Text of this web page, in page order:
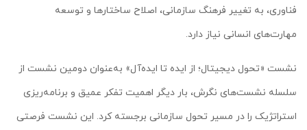
فناوری، به تغییر فرهنگ سازمانی، اصلاح ساختارها و توسعه
مهارت‌های انسانی نیاز دارد.
نشست «تحول دیجیتال؛ از ایده تا ایده‌آل» به‌عنوان دومین نشست از
سلسله نشست‌های نگرش، بار دیگر اهمیت تفکر عمیق و برنامه‌ریزی
استراتژیک را در مسیر تحول سازمانی برجسته کرد. این نشست فرصتی